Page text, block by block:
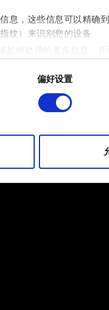
息，这些信息可以精确
纹）来识别您的设备
如何处理的更多信息，
网站功能可用，而另一
我们在社交媒体上发现
有关我们使用 Cookie
偏好设置